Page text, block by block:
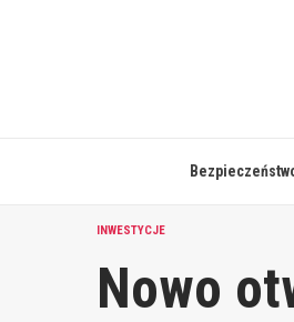
INWESTYCJE
Nowo